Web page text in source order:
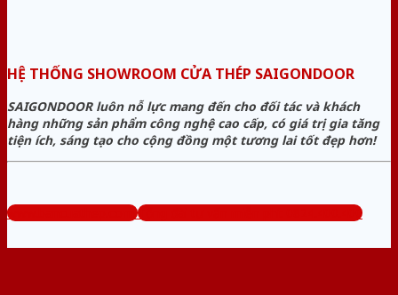
HỆ THỐNG SHOWROOM CỬA THÉP SAIGONDOOR
SAIGONDOOR luôn nỗ lực mang đến cho đối tác và khách
hàng những sản phẩm công nghệ cao cấp, có giá trị gia tăng
tiện ích, sáng tạo cho cộng đồng một tương lai tốt đẹp hơn!
www.bancuathep.com Tổng đài tư vấn miễn phí: 0824.400.400